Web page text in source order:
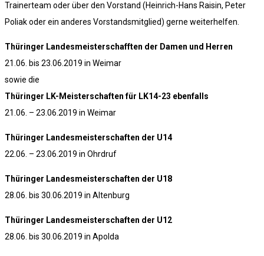
Trainerteam oder über den Vorstand (Heinrich-Hans Raisin, Peter
Poliak oder ein anderes Vorstandsmitglied) gerne weiterhelfen.
Thüringer Landesmeisterschafften der Damen und Herren
21.06. bis 23.06.2019 in Weimar
sowie die
Thüringer LK-Meisterschaften für LK14-23 ebenfalls
21.06. – 23.06.2019 in Weimar
Thüringer Landesmeisterschaften der U14
22.06. – 23.06.2019 in Ohrdruf
Thüringer Landesmeisterschaften der U18
28.06. bis 30.06.2019 in Altenburg
Thüringer Landesmeisterschaften der U12
28.06. bis 30.06.2019 in Apolda